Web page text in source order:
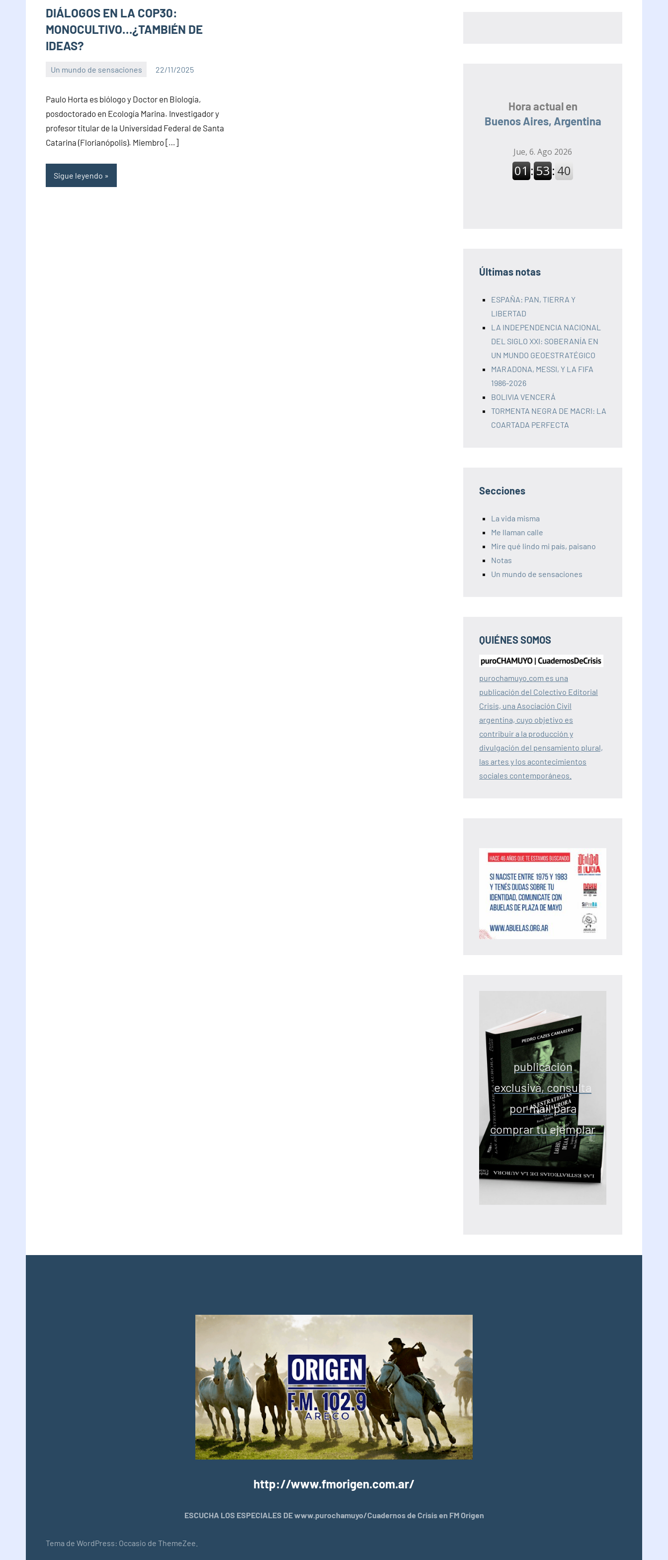
DIÁLOGOS EN LA COP30:
MONOCULTIVO…¿TAMBIÉN DE
IDEAS?
Un mundo de sensaciones 22/11/2025
comentarios
Paulo Horta es biólogo y Doctor en Biología,
posdoctorado en Ecología Marina. Investigador y
profesor titular de la Universidad Federal de Santa
Catarina (Florianópolis). Miembro […]
Sigue leyendo
Hora actual en
Buenos Aires, Argentina
Últimas notas
ESPAÑA: PAN, TIERRA Y
LIBERTAD
LA INDEPENDENCIA NACIONAL
DEL SIGLO XXI: SOBERANÍA EN
UN MUNDO GEOESTRATÉGICO
MARADONA, MESSI, Y LA FIFA
1986-2026
BOLIVIA VENCERÁ
TORMENTA NEGRA DE MACRI: LA
COARTADA PERFECTA
Secciones
La vida misma
Me llaman calle
Mire qué lindo mi país, paisano
Notas
Un mundo de sensaciones
QUIÉNES SOMOS
purochamuyo.com es una
publicación del Colectivo Editorial
Crisis, una Asociación Civil
argentina, cuyo objetivo es
contribuir a la producción y
divulgación del pensamiento plural,
las artes y los acontecimientos
sociales contemporáneos.
publicación
exclusiva, consulta
por mail para
comprar tu ejemplar
http://www.fmorigen.com.ar/
ESCUCHA LOS ESPECIALES DE www.purochamuyo/Cuadernos de Crisis en FM Origen
Tema de WordPress: Occasio de ThemeZee.